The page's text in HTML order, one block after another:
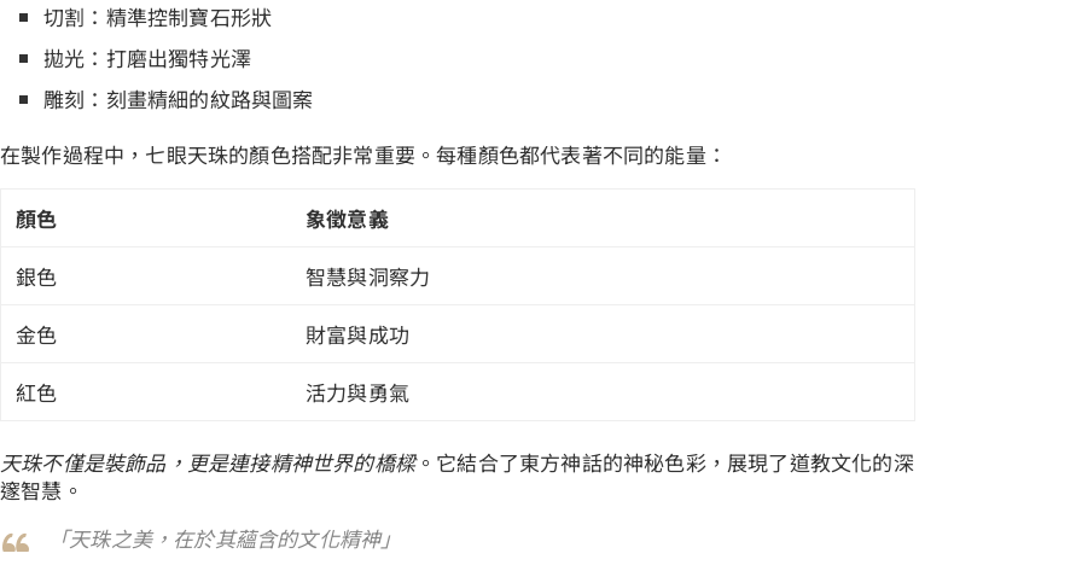
切割：精準控制寶石形狀
拋光：打磨出獨特光澤
雕刻：刻畫精細的紋路與圖案
在製作過程中，七眼天珠的顏色搭配非常重要。每種顏色都代表著不同的能量：
顏色
象徵意義
銀色
智慧與洞察力
金色
財富與成功
紅色
活力與勇氣
天珠不僅是裝飾品，更是連接精神世界的橋樑。它結合了東方神話的神秘色彩，展現了道教文化的深
邃智慧。
「天珠之美，在於其蘊含的文化精神」